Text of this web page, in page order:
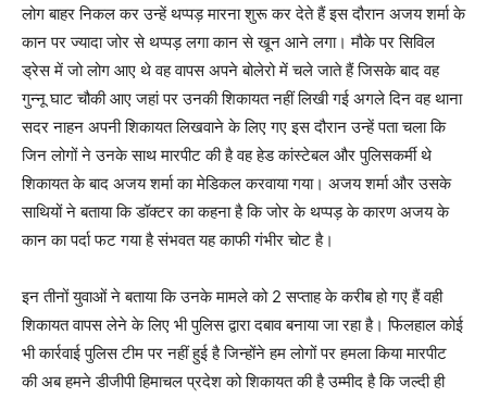
लोग बाहर निकल कर उन्हें थप्पड़ मारना शुरू कर देते हैं इस दौरान अजय शर्मा के
कान पर ज्यादा जोर से थप्पड़ लगा कान से खून आने लगा। मौके पर सिविल
ड्रेस में जो लोग आए थे वह वापस अपने बोलेरो में चले जाते हैं जिसके बाद वह
गुन्नू घाट चौकी आए जहां पर उनकी शिकायत नहीं लिखी गई अगले दिन वह थाना
सदर नाहन अपनी शिकायत लिखवाने के लिए गए इस दौरान उन्हें पता चला कि
जिन लोगों ने उनके साथ मारपीट की है वह हेड कांस्टेबल और पुलिसकर्मी थे
शिकायत के बाद अजय शर्मा का मेडिकल करवाया गया। अजय शर्मा और उसके
साथियों ने बताया कि डॉक्टर का कहना है कि जोर के थप्पड़ के कारण अजय के
कान का पर्दा फट गया है संभवत यह काफी गंभीर चोट है।
इन तीनों युवाओं ने बताया कि उनके मामले को 2 सप्ताह के करीब हो गए हैं वही
शिकायत वापस लेने के लिए भी पुलिस द्वारा दबाव बनाया जा रहा है। फिलहाल कोई
भी कार्रवाई पुलिस टीम पर नहीं हुई है जिन्होंने हम लोगों पर हमला किया मारपीट
की अब हमने डीजीपी हिमाचल प्रदेश को शिकायत की है उम्मीद है कि जल्दी ही